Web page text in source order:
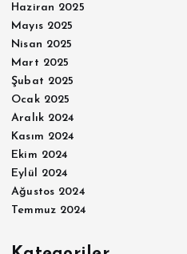
Haziran 2025
Mayıs 2025
Nisan 2025
Mart 2025
Şubat 2025
Ocak 2025
Aralık 2024
Kasım 2024
Ekim 2024
Eylül 2024
Ağustos 2024
Temmuz 2024